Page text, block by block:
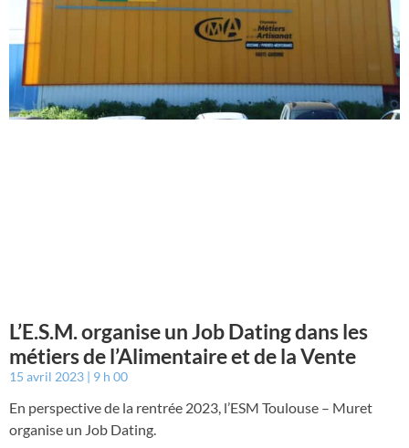
L’E.S.M. organise un Job Dating dans les
métiers de l’Alimentaire et de la Vente
15 avril 2023 9 h 00
En perspective de la rentrée 2023, l’ESM Toulouse – Muret
organise un Job Dating.